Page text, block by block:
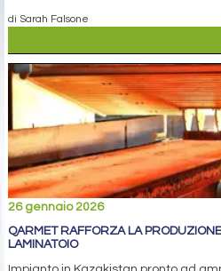
di Sarah Falsone
26 gennaio 2026
QARMET RAFFORZA LA
LAMINATOIO